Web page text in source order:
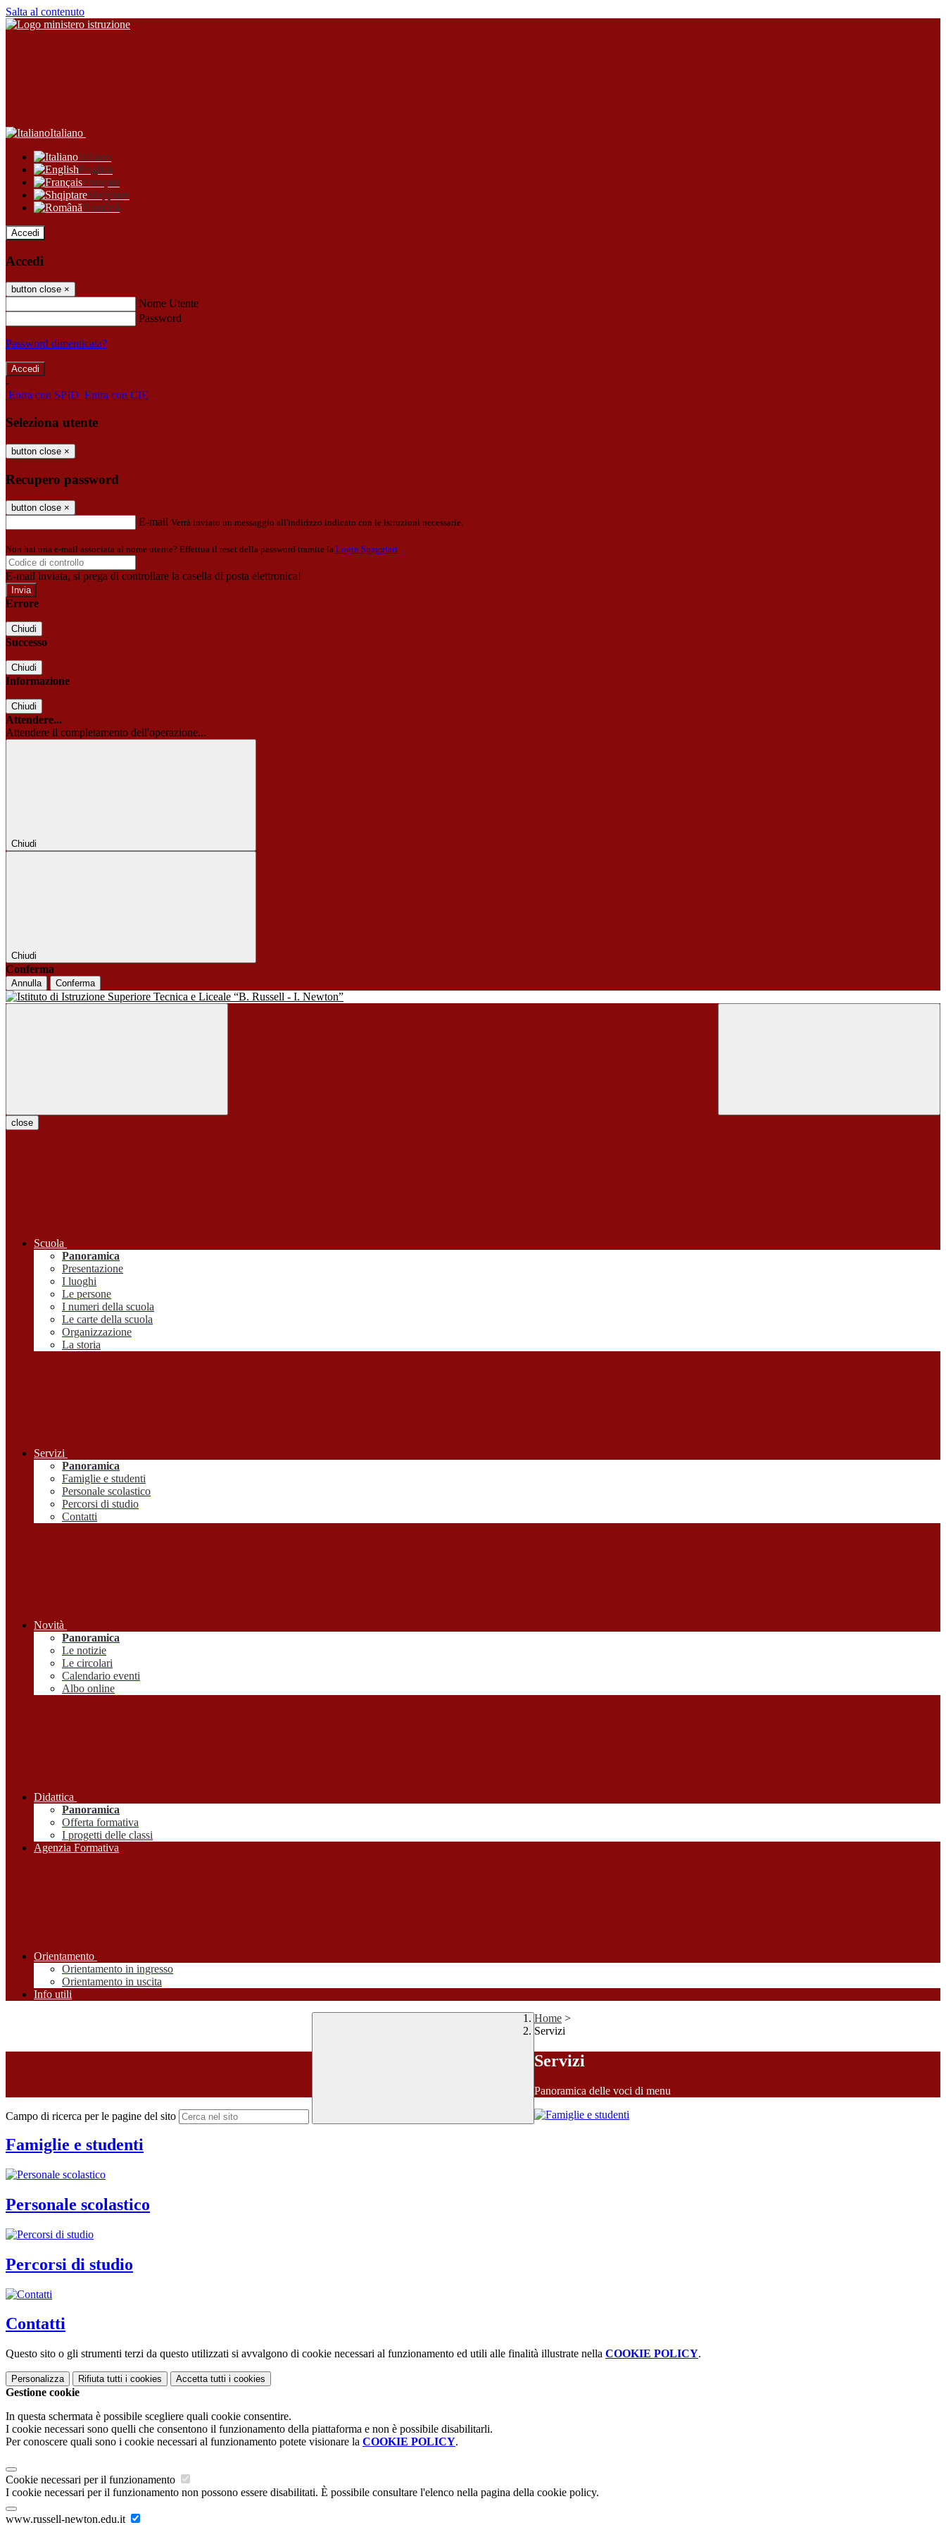
Salta al contenuto
Italiano
Italiano
English
Français
Shqiptare
Română
Accedi
Accedi
button close ×
Nome Utente
Password
Password dimenticata?
-
Entra con SPID Entra con CIE
Seleziona utente
button close ×
Recupero password
button close ×
E-mail Verrà inviato un messaggio all'indirizzo indicato con le istruzioni necessarie.
Non hai una e-mail associata al nome utente? Effettua il reset della password tramite la Login Spaggiari
E-mail inviata, si prega di controllare la casella di posta elettronica!
Errore
Chiudi
Successo
Chiudi
Informazione
Chiudi
Attendere...
Attendere il completamento dell'operazione...
Chiudi
Chiudi
Conferma
Annulla Conferma
close
Scuola
Panoramica
Presentazione
I luoghi
Le persone
I numeri della scuola
Le carte della scuola
Organizzazione
La storia
Servizi
Panoramica
Famiglie e studenti
Personale scolastico
Percorsi di studio
Contatti
Novità
Panoramica
Le notizie
Le circolari
Calendario eventi
Albo online
Didattica
Panoramica
Offerta formativa
I progetti delle classi
Agenzia Formativa
Orientamento
Orientamento in ingresso
Orientamento in uscita
Info utili
Campo di ricerca per le pagine del sito
Home >
Servizi
Servizi
Panoramica delle voci di menu
Famiglie e studenti
Personale scolastico
Percorsi di studio
Contatti
Questo sito o gli strumenti terzi da questo utilizzati si avvalgono di cookie necessari al funzionamento ed utili alle finalità illustrate nella COOKIE POLICY.
Personalizza Rifiuta tutti i cookies Accetta tutti i cookies
Gestione cookie
In questa schermata è possibile scegliere quali cookie consentire.
I cookie necessari sono quelli che consentono il funzionamento della piattaforma e non è possibile disabilitarli.
Per conoscere quali sono i cookie necessari al funzionamento potete visionare la COOKIE POLICY.
Cookie necessari per il funzionamento
I cookie necessari per il funzionamento non possono essere disabilitati. È possibile consultare l'elenco nella pagina della cookie policy.
www.russell-newton.edu.it